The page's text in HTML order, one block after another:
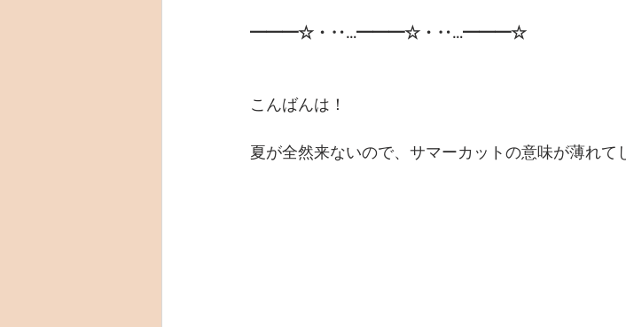
━━━☆・‥…━━━☆・‥…━━━☆
こんばんは！
夏が全然来ないので、サマーカットの意味が薄れて